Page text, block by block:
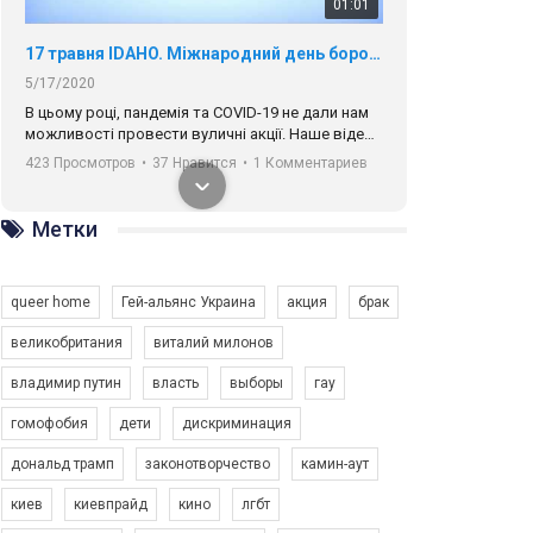
01:01
17 травня IDAHO. Міжнародний день боротьби з гомофобією трансфобією і біфобія.
5/17/2020
В цьому році, пандемія та COVІD-19 не дали нам
можливості провести вуличні акції. Наше відео-
звернення про те, що навіть коли ми у різних
містах та не можемо зустрінеться, ми разом. Ми
закликаємо всіх хто поділяє цінності рівності та
солідарності, приєднатися до нас. Регіональні
підрозділи ГАУ є в 16 областях України.
423 Просмотров • 37 Нравится • 1 Комментариев
Зупинимо насильство проти ЛГБТ в Україні! Stop violence against LGBT in Ukraine!
Емоційний та вражаючий промо-ролік на
Метки
queer home Гей-альянс Украина акция брак
великобритания виталий милонов
владимир путин власть выборы гау
гомофобия дети дискриминация
дональд трамп законотворчество камин-аут
киев киевпрайд кино лгбт